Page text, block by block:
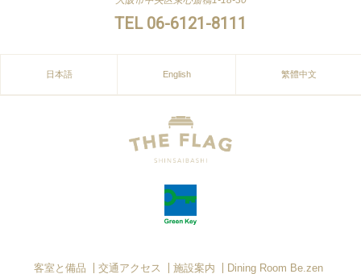
TEL 06-6121-8111
日本語 English 繁體中文
客室と備品 交通アクセス 施設案内 Dining Room Be.zen